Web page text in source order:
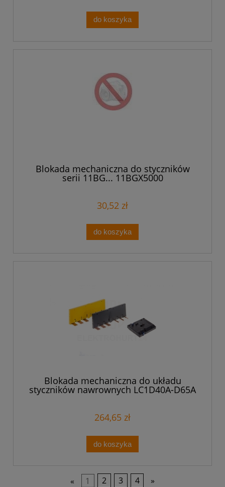
do koszyka
Blokada mechaniczna do styczników
serii 11BG... 11BGX5000
30,52 zł
do koszyka
Blokada mechaniczna do układu
styczników nawrownych LC1D40A-D65A
LAD9R3
264,65 zł
do koszyka
« 1 2 3 4 »